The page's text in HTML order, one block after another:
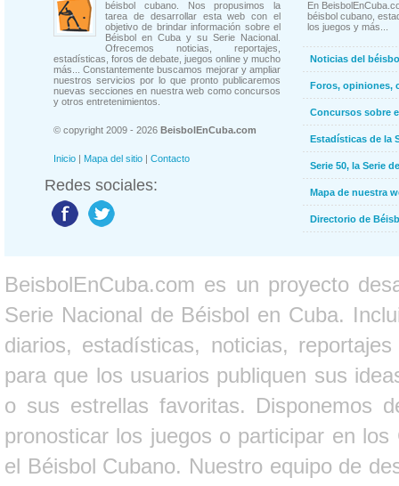
béisbol cubano. Nos propusimos la
tarea de desarrollar esta web con el
objetivo de brindar información sobre el
Béisbol en Cuba y su Serie Nacional.
Ofrecemos noticias, reportajes,
estadísticas, foros de debate, juegos online y mucho
más... Constantemente buscamos mejorar y ampliar
nuestros servicios por lo que pronto publicaremos
nuevas secciones en nuestra web como concursos
y otros entretenimientos.
© copyright 2009 - 2026 BeisbolEnCuba.com
Inicio | Mapa del sitio | Contacto
Redes sociales:
En
béisbol cubano,
los juegos y más...
Noticias del
Foros, opiniones,
Concursos sobre
Estadísticas de la
Serie 50, la Serie
Mapa de nuestra
Directorio de
BeisbolEnCuba.com es un proyecto
Serie Nacional de Béisbol en Cuba.
diarios, estadísticas, noticias,
para que los usuarios publiquen sus
o sus estrellas favoritas. Disponemos
pronosticar los juegos o participar en
el Béisbol Cubano. Nuestro equipo de